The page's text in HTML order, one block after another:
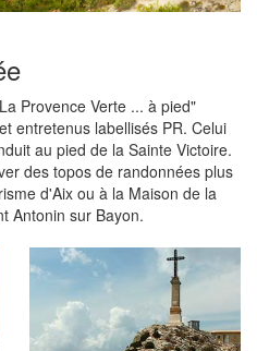
Provence Verte ... à pied"
entretenus labellisés PR. Celui
au pied de la Sainte Victoire.
des topos de randonnées plus
d'Aix ou à la Maison de la
Antonin sur Bayon.